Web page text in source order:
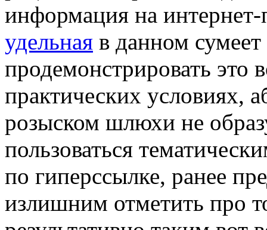
информация на
удельная в данном сумеет
продемонстрировать это
практических условиях,
розыском шлюхи не
пользоваться
по гиперссылке, ранее
излишним отметить про